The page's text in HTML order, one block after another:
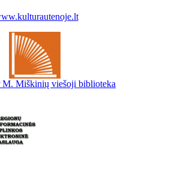
M. Miškinių viešoji biblioteka